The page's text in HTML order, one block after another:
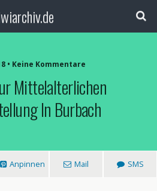
• Keine Kommentare
Mittelalterlichen
In Burbach
Anpinnen Mail SMS